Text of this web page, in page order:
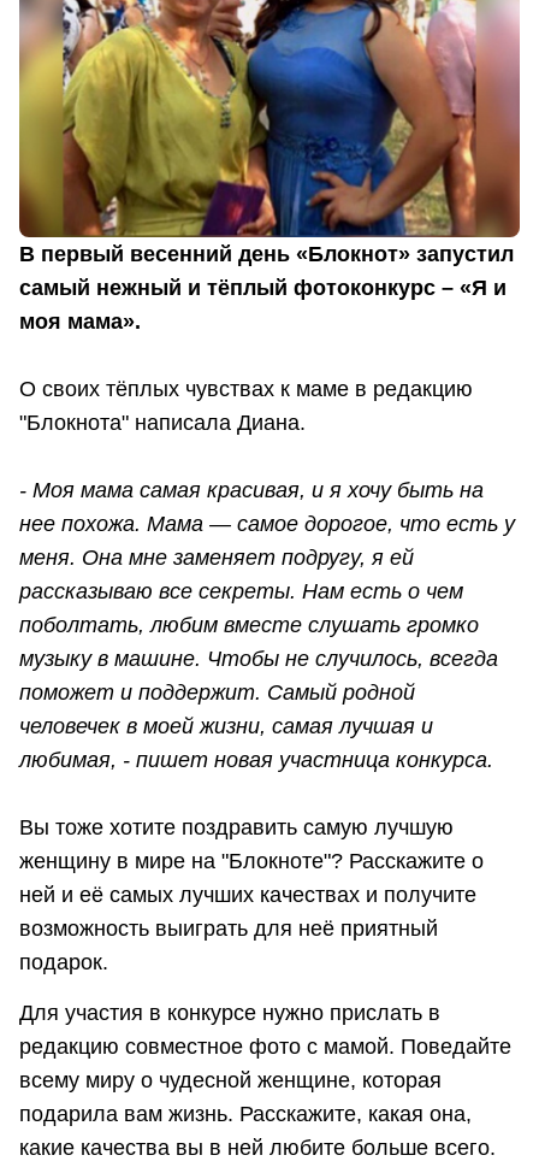
В первый весенний день «Блокнот» запустил
самый нежный и тёплый фотоконкурс – «Я и
моя мама».
О своих тёплых чувствах к маме в редакцию
"Блокнота" написала Диана.
- Моя мама самая красивая, и я хочу быть на
нее похожа. Мама — самое дорогое, что есть у
меня. Она мне заменяет подругу, я ей
рассказываю все секреты. Нам есть о чем
поболтать, любим вместе слушать громко
музыку в машине. Чтобы не случилось, всегда
поможет и поддержит. Самый родной
человечек в моей жизни, самая лучшая и
любимая, - пишет новая участница конкурса.
Вы тоже хотите поздравить самую лучшую
женщину в мире на "Блокноте"? Расскажите о
ней и её самых лучших качествах и получите
возможность выиграть для неё приятный
подарок.
Для участия в конкурсе нужно прислать в
редакцию совместное фото с мамой. Поведайте
всему миру о чудесной женщине, которая
подарила вам жизнь. Расскажите, какая она,
какие качества вы в ней любите больше всего.